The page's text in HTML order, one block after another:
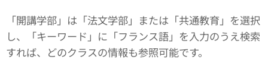
「開講学部」は「法文学部」または「共通教育」を選択
し、「キーワード」に「フランス語」を入力のうえ検索
すれば、どのクラスの情報も参照可能です。